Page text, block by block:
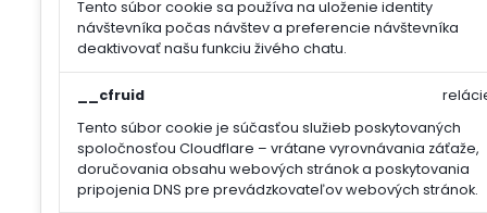
Tento súbor cookie sa používa na uloženie identity
návštevníka počas návštev a preferencie návštevníka
deaktivovať našu funkciu živého chatu.
__cfruid
Tento súbor cookie je súčasťou služieb poskytovaných
spoločnosťou Cloudflare – vrátane vyrovnávania záťaže,
doručovania obsahu webových stránok a poskytovania
pripojenia DNS pre prevádzkovateľov webových stránok.